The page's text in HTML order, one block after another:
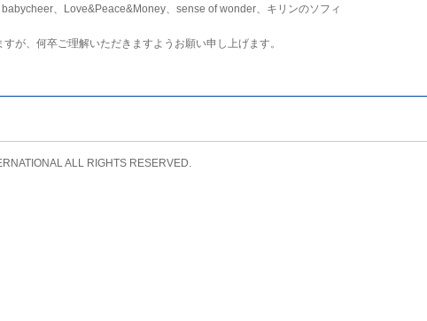
、Love&Peace&Money、sense of wonder、キリンのソフィ
が、何卒ご理解いただきますようお願い申し上げます。